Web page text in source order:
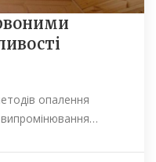
опалення
випромінювання…